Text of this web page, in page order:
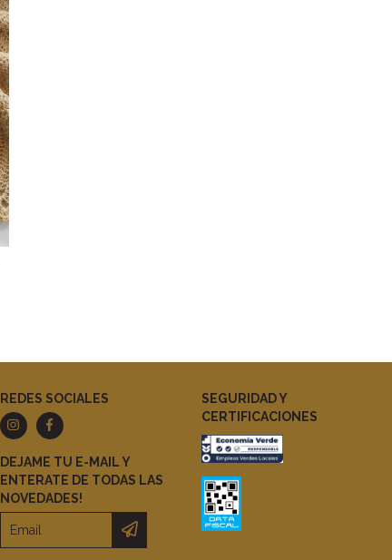
REDES SOCIALES
DEJAME TU E-MAIL Y
ENTERATE DE TODAS LAS
NOVEDADES!
SEGURIDAD Y
CERTIFICACIONES